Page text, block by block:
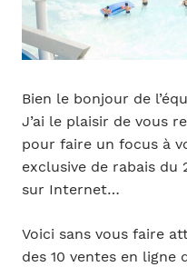
Bien le bonjour de
J’ai le plaisir de vous
pour faire un focus à
exclusive de rabais du
sur Internet…
Voici sans vous faire
des 10 ventes en ligne